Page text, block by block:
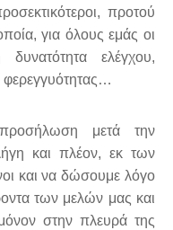
προτού
για όλους εμάς οι
ελέγχου,
φερεγγυότητας…
μετά την
και πλέον, εκ των
και να δώσουμε λόγο
των μελών μας και
στην πλευρά της